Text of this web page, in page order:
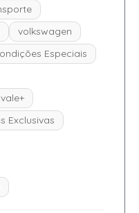
volkswagen
Especiais
Exclusivas